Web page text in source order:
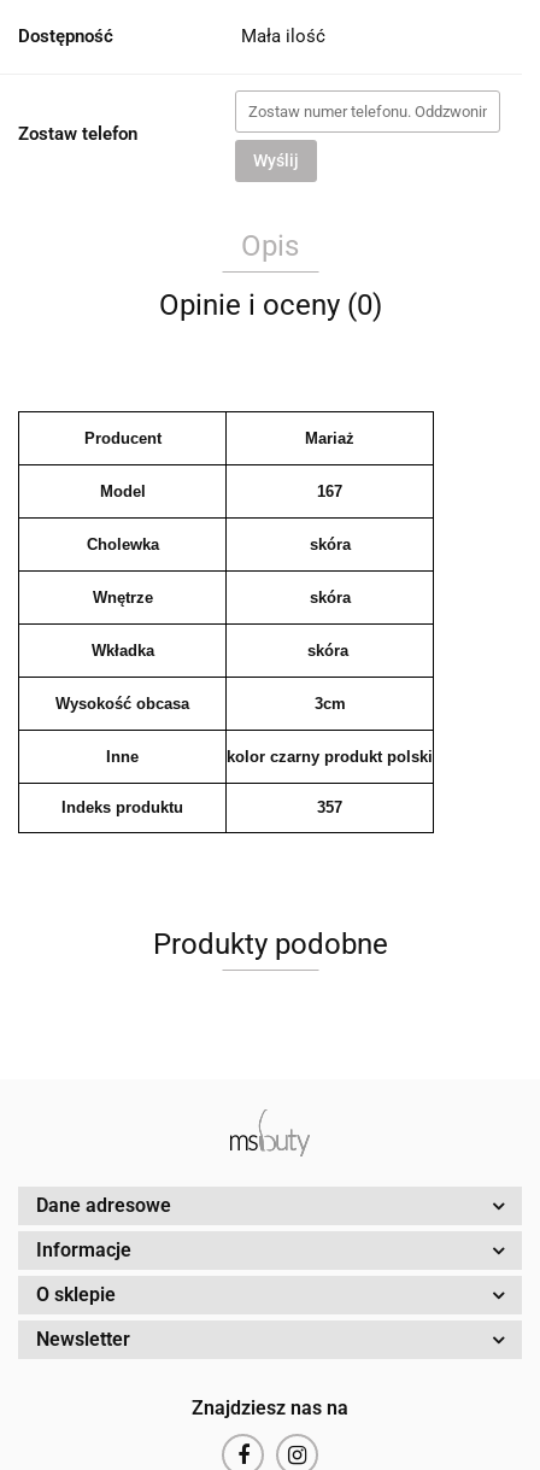
Dostępność Mała ilość
Zostaw telefon
Wyślij
Opis
Opinie i oceny (0)
Producent Mariaż
Model 167
Cholewka skóra
Wnętrze skóra
Wkładka skóra
Wysokość obcasa 3cm
Inne kolor czarny produkt polski
Indeks produktu 357
Produkty podobne
Dane adresowe
Informacje
O sklepie
Newsletter
Znajdziesz nas na